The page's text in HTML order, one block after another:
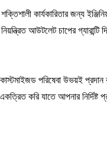
কার্যকারিতার জন্য
আউটলেট চাপের
কাস্টমাইজড পরিষেবা উভয়ই
করি যাতে আপনার নির্দিষ্ট